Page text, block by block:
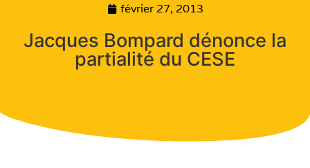
février 27, 2013
Jacques Bompard dénonce la
partialité du CESE